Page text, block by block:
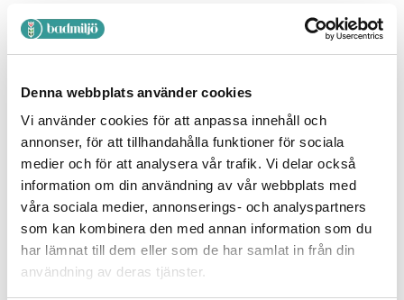
Denna webbplats använder cookies
Vi använder cookies för att anpassa innehåll och
annonser, för att tillhandahålla funktioner för sociala
medier och för att analysera vår trafik. Vi delar också
information om din användning av vår webbplats med
våra sociala medier, annonserings- och analyspartners
som kan kombinera den med annan information som du
har lämnat till dem eller som de har samlat in från din
användning av deras tjänster.
VACKER OCH HÅLLBAR DESIGN
FRÅN KÄNDA TILLVERKARE
Vi finns till för dig som vill använda utrymmet i ditt badrum
till fullo. Vi arbetar idag med kända internationella aktörer
som Artweger, Brabantia, Sealskin m.m. för att kunna ge
våra kunder hållbar design som lyfter badrummet till nästa
nivå. Och vi är ständigt på jakt efter nya leverantörer som
uppfyller våra höga krav. Så att du kan klicka hem
funktionell och vacker badrumsinredning med snabba